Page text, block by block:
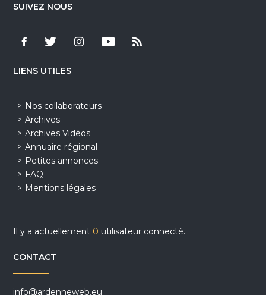
SUIVEZ NOUS
LIENS UTILES
Nos collaborateurs
Archives
Archives Vidéos
Annuaire régional
Petites annonces
FAQ
Mentions légales
Il y a actuellement 0 utilisateur connecté.
CONTACT
info@ardenneweb.eu